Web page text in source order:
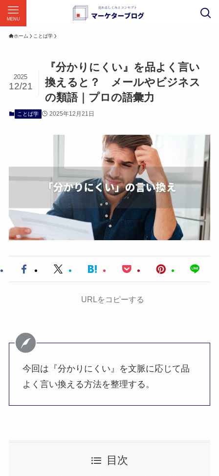
MENU
ホーム ことば学
『分かりにくい』を品よく言い
換えると？ メールやビジネス
の類語｜プロの語彙力
2025
12/21
ことば学 2025年12月21日
URLをコピーする
今回は『分かりにくい』を文脈に応じて品
よく言い換える方法を整理する。
目次